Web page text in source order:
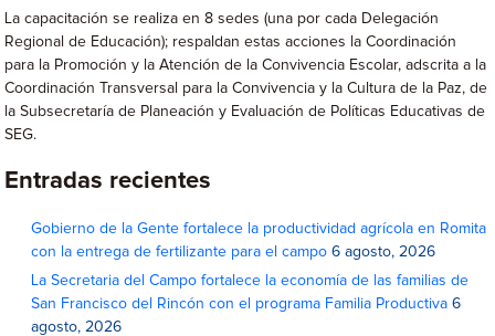
La capacitación se realiza en 8 sedes (una por cada Delegación
Regional de Educación); respaldan estas acciones la Coordinación
para la Promoción y la Atención de la Convivencia Escolar, adscrita a la
Coordinación Transversal para la Convivencia y la Cultura de la Paz, de
la Subsecretaría de Planeación y Evaluación de Políticas Educativas de
SEG.
Entradas recientes
Gobierno de la Gente fortalece la productividad agrícola en Romita
con la entrega de fertilizante para el campo 6 agosto, 2026
La Secretaria del Campo fortalece la economía de las familias de
San Francisco del Rincón con el programa Familia Productiva 6
agosto, 2026